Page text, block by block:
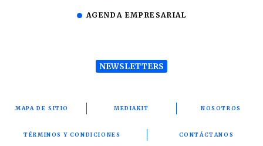
AGENDA EMPRESARIAL
NEWSLETTERS
MAPA DE SITIO MEDIAKIT NOSOTROS
TÉRMINOS Y CONDICIONES CONTÁCTANOS